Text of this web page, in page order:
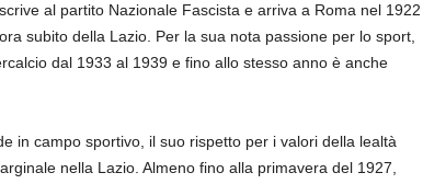
al partito Nazionale Fascista e arriva a Roma nel
subito della Lazio. Per la sua nota passione per lo sport,
dal 1933 al 1939 e fino allo stesso anno è anche
in campo sportivo, il suo rispetto per i valori della lealtà
nella Lazio. Almeno fino alla primavera del 1927,